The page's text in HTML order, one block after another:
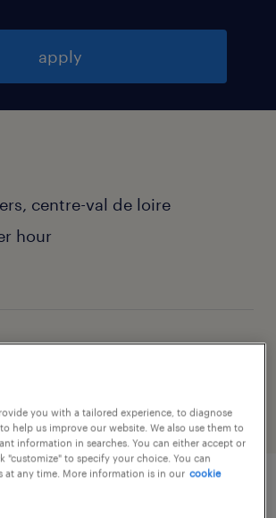
apply
centre-val de loire
hour
care, practitioner & technician
you with a tailored experience, to diagnose
help us improve our website. We also use them to
information in searches. You can either accept or
"customize" to specify your choice. You can
at any time. More information is in our cookie